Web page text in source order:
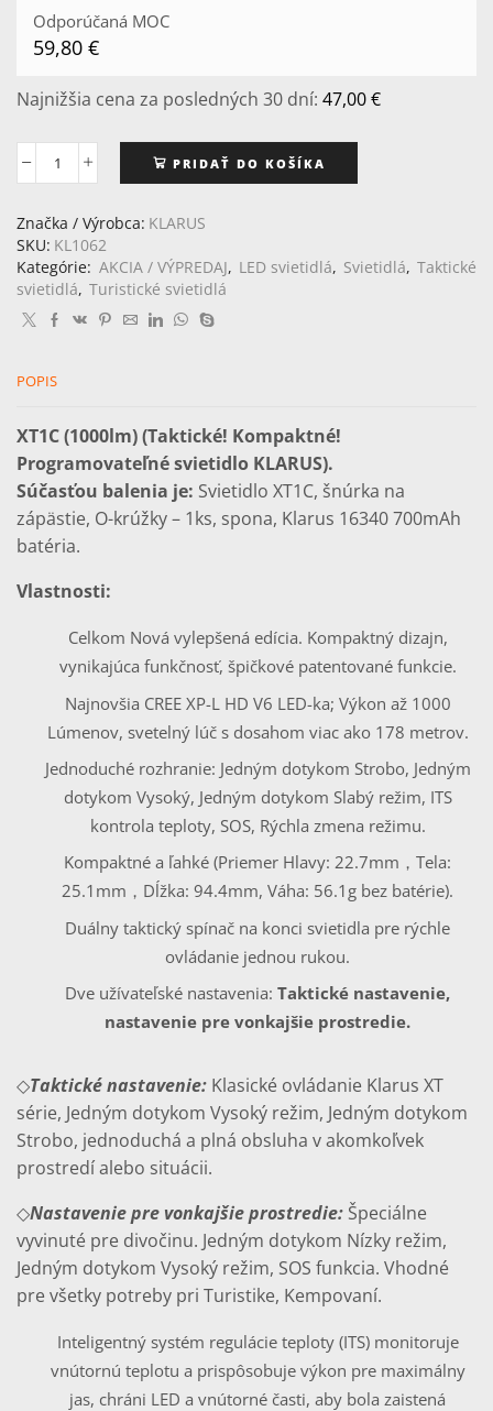
59,80 €.
Odporúčaná MOC
59,80 €
Najnižšia cena za posledných 30 dní: 47,00€
množstvo
Svietidlo
XT1C
(1000lm)
+
16340BAT
PRIDAŤ DO KOŠÍKA
Značka / Výrobca: KLARUS
SKU: KL1062
Kategórie: AKCIA / VÝPREDAJ, LED svietidlá, Svietidlá, Taktické
svietidlá, Turistické svietidlá
POPIS
XT1C (1000lm)(Taktické! Kompaktné!
Programovateľné svietidlo KLARUS).
Súčasťou balenia je: Svietidlo XT1C, šnúrka na
zápästie, O-krúžky – 1ks, spona, Klarus 16340 700mAh
batéria.
Vlastnosti:
Celkom Nová vylepšená edícia. Kompaktný dizajn,
vynikajúca funkčnosť, špičkové patentované funkcie.
Najnovšia CREE XP-L HD V6 LED-ka; Výkon až 1000
Lúmenov, svetelný lúč s dosahom viac ako 178 metrov.
Jednoduché rozhranie: Jedným dotykom Strobo, Jedným
dotykom Vysoký, Jedným dotykom Slabý režim, ITS
kontrola teploty, SOS, Rýchla zmena režimu.
Kompaktné a ľahké (Priemer Hlavy: 22.7mm，Tela:
25.1mm，Dĺžka: 94.4mm, Váha: 56.1g bez batérie).
Duálny taktický spínač na konci svietidla pre rýchle
ovládanie jednou rukou.
Dve užívateľské nastavenia: Taktické nastavenie,
nastavenie pre vonkajšie prostredie.
◇Taktické nastavenie: Klasické ovládanie Klarus XT
série, Jedným dotykom Vysoký režim, Jedným dotykom
Strobo, jednoduchá a plná obsluha v akomkoľvek
prostredí alebo situácii.
◇Nastavenie pre vonkajšie prostredie: Špeciálne
vyvinuté pre divočinu. Jedným dotykom Nízky režim,
Jedným dotykom Vysoký režim, SOS funkcia. Vhodné
pre všetky potreby pri Turistike, Kempovaní.
Inteligentný systém regulácie teploty (ITS) monitoruje
vnútornú teplotu a prispôsobuje výkon pre maximálny
jas, chráni LED a vnútorné časti, aby bola zaistená